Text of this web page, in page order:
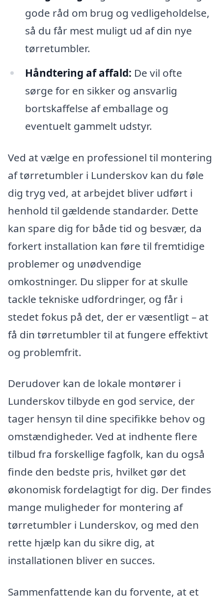
gode råd om brug og vedligeholdelse,
så du får mest muligt ud af din nye
tørretumbler.
Håndtering af affald: De vil ofte
sørge for en sikker og ansvarlig
bortskaffelse af emballage og
eventuelt gammelt udstyr.
Ved at vælge en professionel til montering
af tørretumbler i Lunderskov kan du føle
dig tryg ved, at arbejdet bliver udført i
henhold til gældende standarder. Dette
kan spare dig for både tid og besvær, da
forkert installation kan føre til fremtidige
problemer og unødvendige
omkostninger. Du slipper for at skulle
tackle tekniske udfordringer, og får i
stedet fokus på det, der er væsentligt – at
få din tørretumbler til at fungere effektivt
og problemfrit.
Derudover kan de lokale montører i
Lunderskov tilbyde en god service, der
tager hensyn til dine specifikke behov og
omstændigheder. Ved at indhente flere
tilbud fra forskellige fagfolk, kan du også
finde den bedste pris, hvilket gør det
økonomisk fordelagtigt for dig. Der findes
mange muligheder for montering af
tørretumbler i Lunderskov, og med den
rette hjælp kan du sikre dig, at
installationen bliver en succes.
Sammenfattende kan du forvente, at et